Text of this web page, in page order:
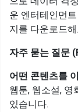
운 엔터테인먼
지를 다운로드
자주 묻는 질문
어떤 콘텐츠를
웹툰, 웹소설, 영
있습니다.